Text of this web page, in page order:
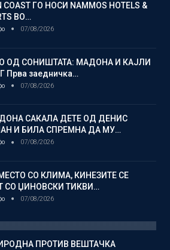
COAST ГО НОСИ NAMMOS HOTELS &
ВО…
07/08/2026
ОД СОНИШТАТА: МАДОНА И КАЈЛИ
Прва заедничка…
07/08/2026
САКАЛА ДЕТЕ ОД ДЕНИС
И БИЛА СПРЕМНА ДА МУ…
07/08/2026
СО КЛИМА, КИНЕЗИТЕ СЕ
СО ЏИНОВСКИ ТИКВИ…
07/08/2026
ПРОТИВ ВЕШТАЧКА